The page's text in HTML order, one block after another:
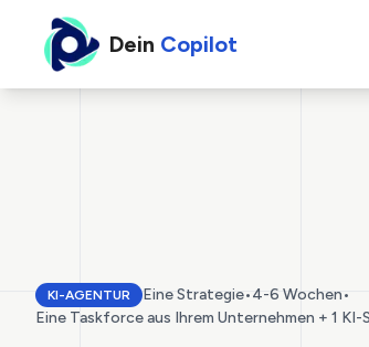
Dein Copilot
KI-AGENTUR Eine Strategie•4-6 Wochen•
Eine Taskforce aus Ihrem Unternehmen + 1